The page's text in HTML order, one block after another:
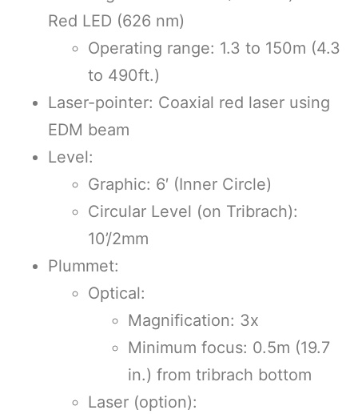
Red LED (626 nm)
Operating range: 1.3 to 150m (4.3
to 490ft.)
Laser-pointer: Coaxial red laser using
EDM beam
Level:
Graphic: 6′ (Inner Circle)
Circular Level (on Tribrach):
10’/2mm
Plummet:
Optical:
Magnification: 3x
Minimum focus: 0.5m (19.7
in.) from tribrach bottom
Laser (option):